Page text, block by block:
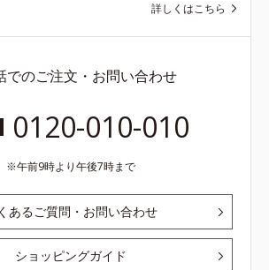
詳しくはこちら
でのご注文・お問い合わせ
0120-010-010
午前9時より午後7時まで
あるご質問・お問い合わせ
ショッピングガイド